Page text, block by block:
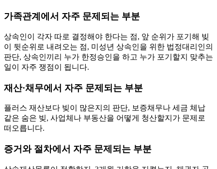
가족관계에서 자주 문제되는 부분
상속인이 각자 따로 결정해야 한다는 점, 앞 순위가 포기해 빚
이 뒷순위로 내려오는 점, 미성년 상속인을 위한 법정대리인의
판단, 상속인끼리 누가 한정승인을 하고 누가 포기할지 맞추는
일이 자주 쟁점이 됩니다.
재산·채무에서 자주 문제되는 부분
플러스 재산보다 빚이 많은지의 판단, 보증채무나 세금 체납
같은 숨은 빚, 사업체나 부동산을 어떻게 청산할지가 문제로
떠오릅니다.
증거와 절차에서 자주 문제되는 부분